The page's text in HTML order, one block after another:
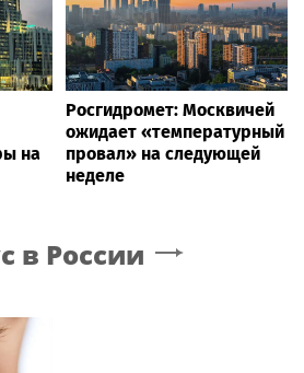
на
Росгидромет: Москвичей
ожидает «температурный
провал» на следующей
неделе
в России